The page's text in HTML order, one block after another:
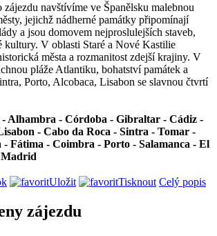
zájezdu navštívíme ve Španělsku malebnou
jejichž nádherné památky připomínají
a jsou domovem nejproslulejších staveb,
kultury. V oblasti Staré a Nové Kastilie
města a rozmanitost zdejší krajiny. V
pláže Atlantiku, bohatství památek a
Porto, Alcobaca, Lisabon se slavnou čtvrtí
Alhambra - Córdoba - Gibraltar - Cádiz -
- Cabo da Roca - Sintra - Tomar -
- Fátima - Coimbra - Porto - Salamanca - El
Madrid
Uložit Tisknout Celý popis
zájezdu